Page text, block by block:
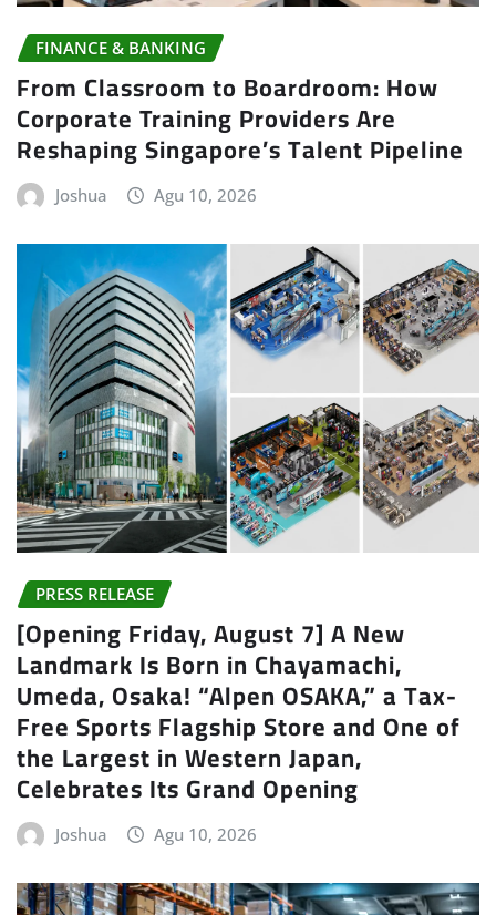
FINANCE & BANKING
From Classroom to Boardroom: How
Corporate Training Providers Are
Reshaping Singapore’s Talent Pipeline
Joshua Agu 10, 2026
PRESS RELEASE
[Opening Friday, August 7] A New
Landmark Is Born in Chayamachi,
Umeda, Osaka! “Alpen OSAKA,” a Tax-
Free Sports Flagship Store and One of
the Largest in Western Japan,
Celebrates Its Grand Opening
Joshua Agu 10, 2026